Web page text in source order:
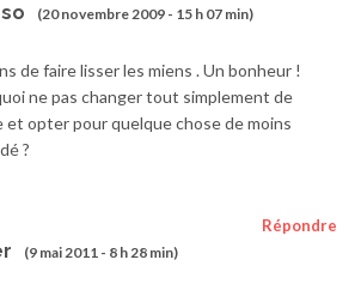
(20 novembre 2009 - 15 h 07 min)
de faire lisser les miens . Un bonheur !
ne pas changer tout simplement de
et opter pour quelque chose de moins
?
(9 mai 2011 - 8 h 28 min)
Répondre